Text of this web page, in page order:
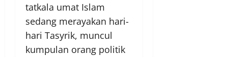
tatkala umat Islam
sedang merayakan hari-
hari Tasyrik, muncul
kumpulan orang politik